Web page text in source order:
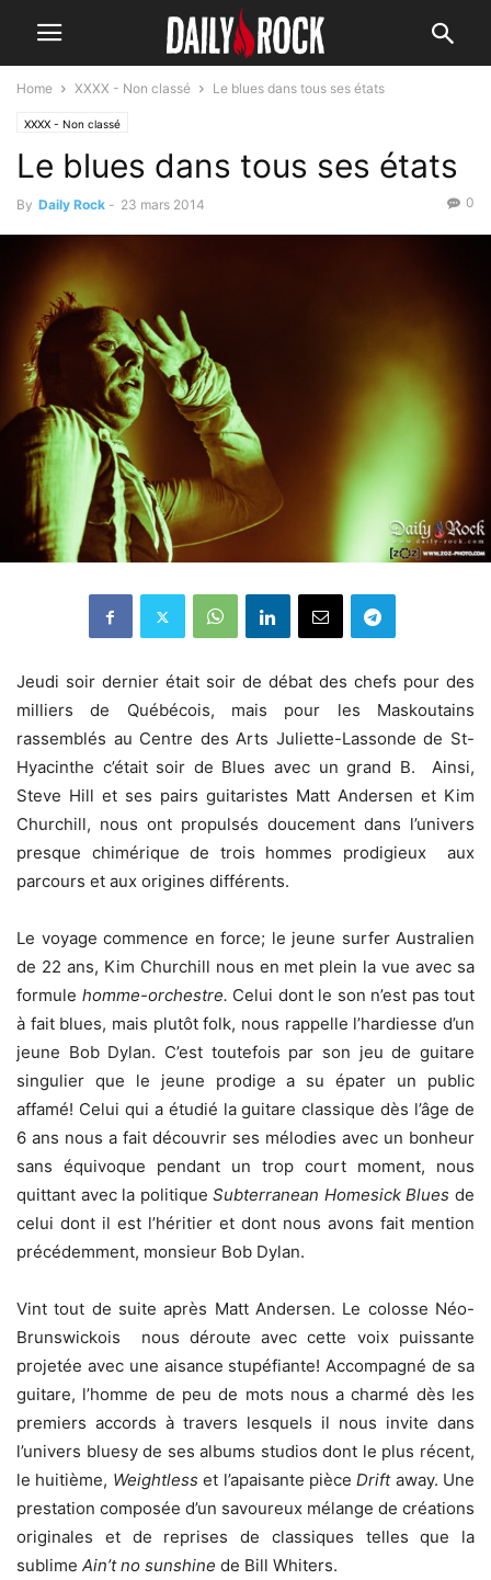
Home XXXX - Non classé Le blues dans tous ses états
XXXX - Non classé
Le blues dans tous ses états
By Daily Rock - 23 mars 2014 0
Jeudi soir dernier était soir de débat des chefs pour des
milliers de Québécois, mais pour les Maskoutains
rassemblés au Centre des Arts Juliette-Lassonde de St-
Hyacinthe c’était soir de Blues avec un grand B. Ainsi,
Steve Hill et ses pairs guitaristes Matt Andersen et Kim
Churchill, nous ont propulsés doucement dans l’univers
presque chimérique de trois hommes prodigieux aux
parcours et aux origines différents.
Le voyage commence en force; le jeune surfer Australien
de 22 ans, Kim Churchill nous en met plein la vue avec sa
formule homme-orchestre. Celui dont le son n’est pas tout
à fait blues, mais plutôt folk, nous rappelle l’hardiesse d’un
jeune Bob Dylan. C’est toutefois par son jeu de guitare
singulier que le jeune prodige a su épater un public
affamé! Celui qui a étudié la guitare classique dès l’âge de
6 ans nous a fait découvrir ses mélodies avec un bonheur
sans équivoque pendant un trop court moment, nous
quittant avec la politiqueSubterranean Homesick Blues de
celui dont il est l’héritier et dont nous avons fait mention
précédemment, monsieur Bob Dylan.
Vint tout de suite après Matt Andersen. Le colosse Néo-
Brunswickois nous déroute avec cette voix puissante
projetée avec une aisance stupéfiante! Accompagné de sa
guitare, l’homme de peu de mots nous a charmé dès les
premiers accords à travers lesquels il nous invite dans
l’univers bluesy de ses albums studios dont le plus récent,
le huitième, Weightless et l’apaisante pièceDrift away. Une
prestation composée d’un savoureux mélange de créations
originales et de reprises de classiques telles que la
sublime Ain’t no sunshine de Bill Whiters.